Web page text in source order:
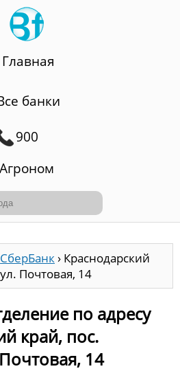
Главная
банки
900
Агроном
СберБанк› Краснодарский
Почтовая, 14
по адресу
край, пос.
14